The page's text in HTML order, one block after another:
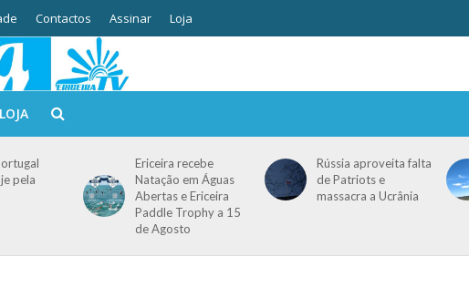
Contactos Assinar Loja
LOJA
pela
Ericeira recebe
Natação em Águas
Abertas e Ericeira
Paddle Trophy a 15
de Agosto
Rússia aproveita falta
de Patriots e
massacra a Ucrânia